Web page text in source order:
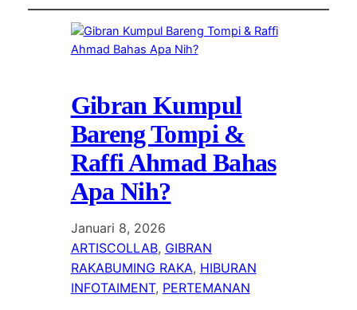
Gibran Kumpul
Bareng Tompi &
Raffi Ahmad Bahas
Apa Nih?
Januari 8, 2026
ARTISCOLLAB, GIBRAN
RAKABUMING RAKA, HIBURAN
INFOTAIMENT, PERTEMANAN